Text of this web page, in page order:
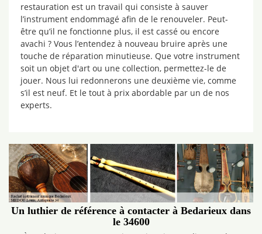
restauration est un travail qui consiste à sauver
l’instrument endommagé afin de le renouveler. Peut-
être qu’il ne fonctionne plus, il est cassé ou encore
avachi ? Vous l’entendez à nouveau bruire après une
touche de réparation minutieuse. Que votre instrument
soit un objet d'art ou une collection, permettez-le de
jouer. Nous lui redonnerons une deuxième vie, comme
s’il est neuf. Et le tout à prix abordable par un de nos
experts.
Un luthier de référence à contacter à Bedarieux dans
le 34600